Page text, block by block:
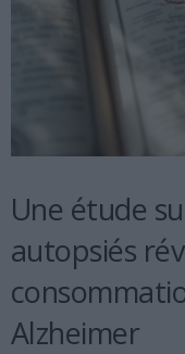
Une étude
autopsiés
Alzheimer